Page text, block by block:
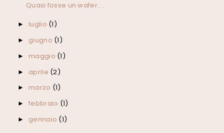
Quasi fosse un wafer....
► luglio (1)
► giugno (1)
► maggio (1)
► aprile (2)
► marzo (1)
► febbraio (1)
► gennaio (1)